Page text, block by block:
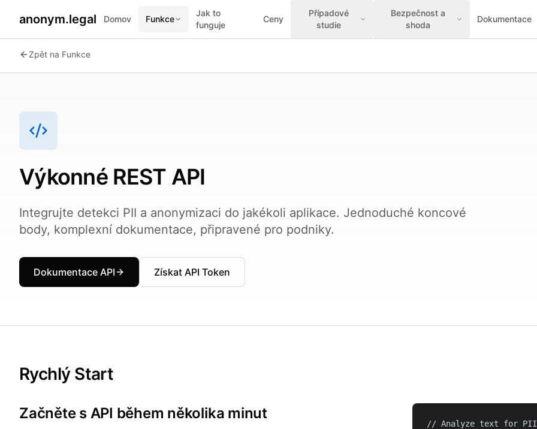
anonym.legal Domov Funkce
Jak to
funguje
Ceny
Případové
studie
Bezpečnost a
shoda
Dokumentace
Zpět na Funkce
Výkonné REST API
Integrujte detekci PII a anonymizaci do jakékoli aplikace. Jednoduché koncové
body, komplexní dokumentace, připravené pro podniky.
Dokumentace API Získat API Token
Rychlý Start
Začněte s API během několika minut
// Analyze text for PII